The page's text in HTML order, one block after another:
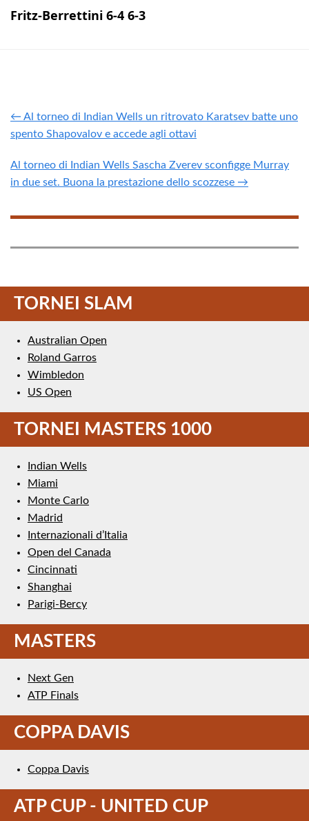
Fritz-Berrettini 6-4 6-3
← Al torneo di Indian Wells un ritrovato Karatsev batte uno
spento Shapovalov e accede agli ottavi
Al torneo di Indian Wells Sascha Zverev sconfigge Murray
in due set. Buona la prestazione dello scozzese →
TORNEI SLAM
Australian Open
Roland Garros
Wimbledon
US Open
TORNEI MASTERS 1000
Indian Wells
Miami
Monte Carlo
Madrid
Internazionali d’Italia
Open del Canada
Cincinnati
Shanghai
Parigi-Bercy
MASTERS
Next Gen
ATP Finals
COPPA DAVIS
Coppa Davis
ATP CUP - UNITED CUP